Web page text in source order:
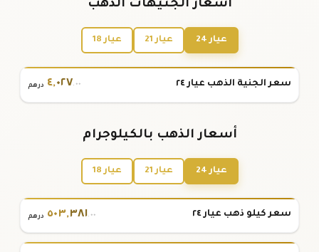
أسعار الجنيهات الذهب
عيار 24 عيار 21 عيار 18
سعر الجنية الذهب عيار ٢٤ ٤,٠٢٧.٠٠ درهم
أسعار الذهب بالكيلوجرام
عيار 24 عيار 21 عيار 18
سعر كيلو ذهب عيار ٢٤ ٥٠٣,٣٨١.٠٠ درهم